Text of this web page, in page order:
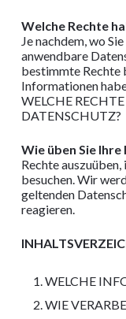
Welche Rechte
Je nachdem, wo
anwendbare
bestimmte Rechte
Informationen
WELCHE
DATENSCHUTZ?
Wie üben Sie Ihre
Rechte auszuüben,
besuchen. Wir
geltenden
reagieren.
WELCHE
WIE